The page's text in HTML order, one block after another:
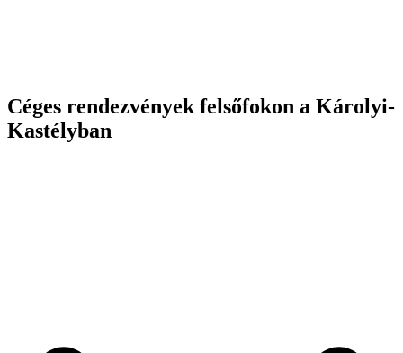
Céges rendezvények felsőfokon a Károlyi-
Kastélyban